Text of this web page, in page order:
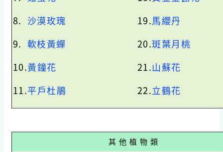
8. 沙漠玫瑰
9. 軟枝黃蟬
10.黃鐘花
11.平戶杜鵑
19.馬纓丹
20.斑葉月桃
21.山蘇花
22.立鶴花
其 他 植 物 類